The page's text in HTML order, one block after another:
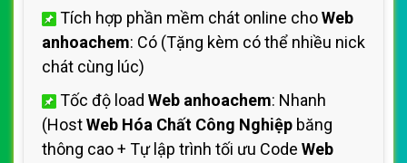
Tích hợp phần mềm chát online choWeb
anhoachem: Có (Tặng kèm có thể nhiều nick
chát cùng lúc)
Tốc độ load Web anhoachem: Nhanh
(HostWeb Hóa Chất Công Nghiệp băng
thông cao + Tự lập trình tối ưu Code Web